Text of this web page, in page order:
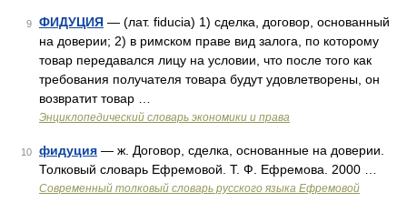
9 ФИДУЦИЯ — (лат. fiducia) 1) сделка, договор, основанный
на доверии; 2) в римском праве вид залога, по которому
товар передавался лицу на условии, что после того как
требования получателя товара будут удовлетворены, он
возвратит товар …
Энциклопедический словарь экономики и права
10 фидуция — ж. Договор, сделка, основанные на доверии.
Толковый словарь Ефремовой. Т. Ф. Ефремова. 2000 …
Современный толковый словарь русского языка Ефремовой